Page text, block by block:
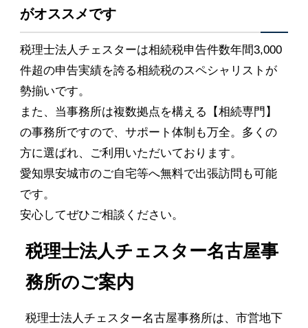
がオススメです
税理士法人チェスターは相続税申告件数年間3,000
件超の申告実績を誇る相続税のスペシャリストが
勢揃いです。
また、当事務所は複数拠点を構える【相続専門】
の事務所ですので、サポート体制も万全。多くの
方に選ばれ、ご利用いただいております。
愛知県安城市のご自宅等へ無料で出張訪問も可能
です。
安心してぜひご相談ください。
税理士法人チェスター名古屋事
務所のご案内
税理士法人チェスター名古屋事務所は、市営地下